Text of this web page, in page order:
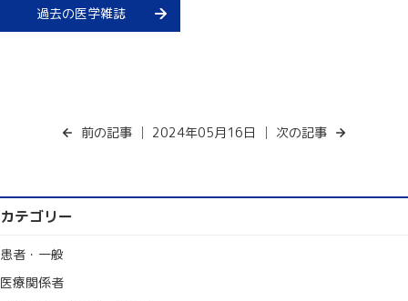
カテゴリー
患者・一般
医療関係者
過去の医学雑誌
前の記事 │ 2024年05月16日 │ 次の記事